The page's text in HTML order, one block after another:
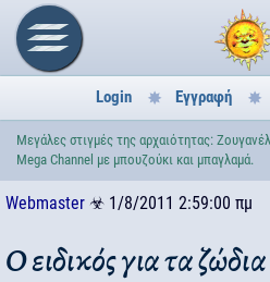
Login Εγγραφή
Μεγάλες στιγμές της αρχαιότητας:
Mega Channel με μπουζούκι και μπαγλαμά.
Webmaster ☣ 1/8/2011 2:59:00 πμ
Ο ειδικός για τα